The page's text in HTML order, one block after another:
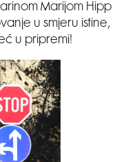
Marijom Hipp
u smjeru istine,
u pripremi!